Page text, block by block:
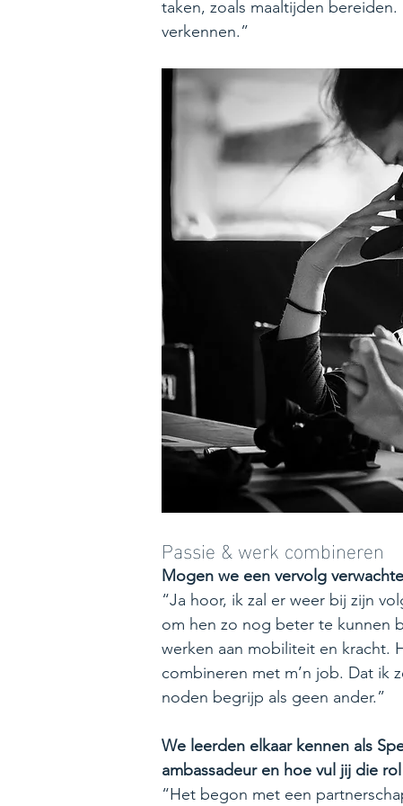
taken, zoals maaltijden
verkennen.”
Passie & werk combineren
Mogen we een vervolg
“Ja hoor, ik zal er weer bij zijn
om hen zo nog beter te kunnen
werken aan mobiliteit en kracht.
combineren met m’n job. Dat
noden begrijp als geen ander.”
We leerden elkaar kennen als
ambassadeur en hoe vul jij die
“Het begon met een